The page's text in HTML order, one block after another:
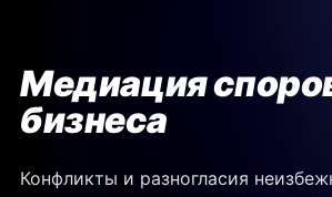
Медиация
бизнеса
Конфликты и разногласия